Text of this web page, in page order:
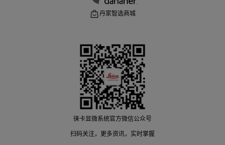
丹家智选商城
徕卡显微系统官方微信公众号
扫码关注，更多资讯，实时掌握